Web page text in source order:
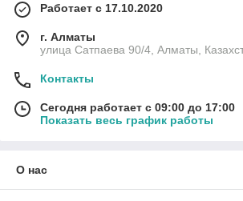
Работает с 17.10.2020
г. Алматы
улица Сатпаева 90/4, Алматы,
Контакты
Сегодня работает с 09:00 до 17:00
Показать весь график работы
О нас